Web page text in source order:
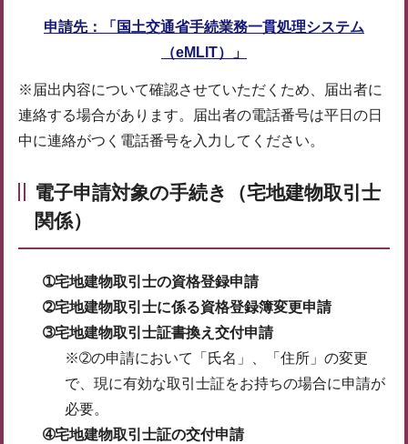
申請先：「国土交通省手続業務一貫処理システム
（eMLIT）」
※届出内容について確認させていただくため、届出者に
連絡する場合があります。届出者の電話番号は平日の日
中に連絡がつく電話番号を入力してください。
電子申請対象の手続き（宅地建物取引士
関係）
➀宅地建物取引士の資格登録申請
➁宅地建物取引士に係る資格登録簿変更申請
➂宅地建物取引士証書換え交付申請
※➁の申請において「氏名」、「住所」の変更
で、現に有効な取引士証をお持ちの場合に申請が
必要。
➃宅地建物取引士証の交付申請